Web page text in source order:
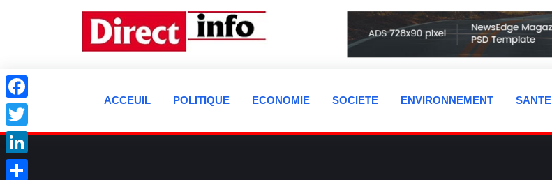
ACCEUIL POLITIQUE ECONOMIE SOCIETE ENVIRONNEMENT SANTE
Facebook
Twitter
LinkedIn